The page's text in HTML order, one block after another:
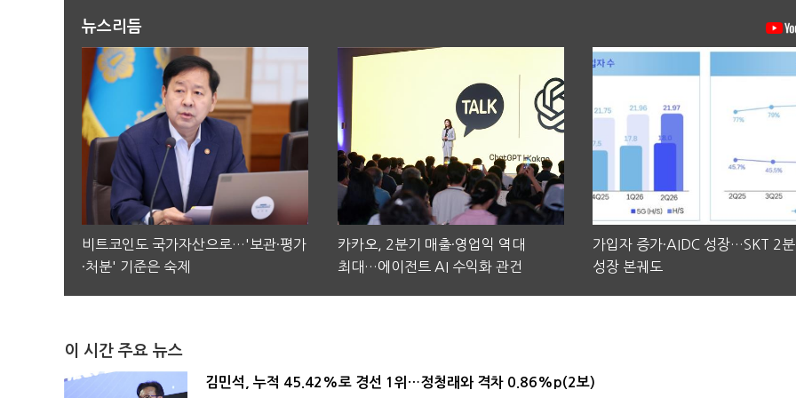
뉴스리듬
비트코인도 국가자산으로…'보관·평가
·처분' 기준은 숙제
카카오, 2분기 매출·영업익 역대
최대…에이전트 AI 수익화 관건
가입자 증가·AIDC 성장…SKT 2
성장 본궤도
이 시간 주요 뉴스
김민석, 누적 45.42%로 경선 1위…정청래와 격차 0.86%p(2보)